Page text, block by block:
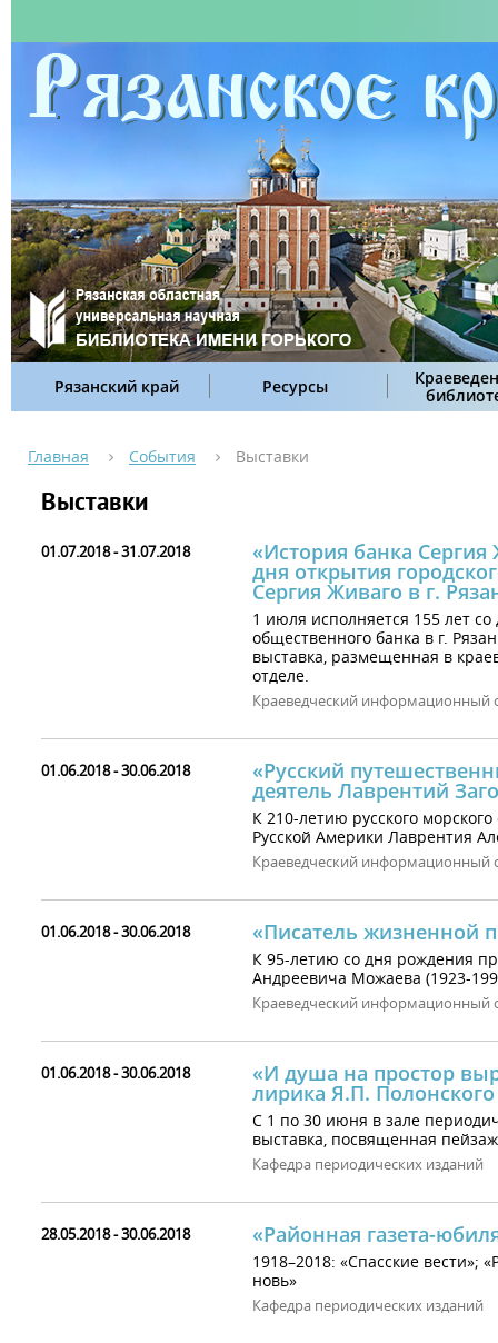
Рязанский край Ресурсы
Главная События Выставки
Выставки
01.07.2018 - 31.07.2018 «История банка
дня открытия
Сергия Живаго в г.
1 июля исполняется 155 лет со
общественного банка в г.
выставка, размещенная в
отделе.
Краеведческий информационный
01.06.2018 - 30.06.2018 «Русский
деятель Лаврентий
К 210-летию русского
Русской Америки Лаврентия
Краеведческий информационный
01.06.2018 - 30.06.2018 «Писатель жизненной
К 95-летию со дня рождения
Андреевича Можаева (1923-
Краеведческий информационный
01.06.2018 - 30.06.2018 «И душа на простор
лирика Я.П. Полонского
С 1 по 30 июня в зале
выставка, посвященная
Кафедра периодических изданий
28.05.2018 - 30.06.2018 «Районная газета-
1918–2018: «Спасские вести»;
новь»
Кафедра периодических изданий